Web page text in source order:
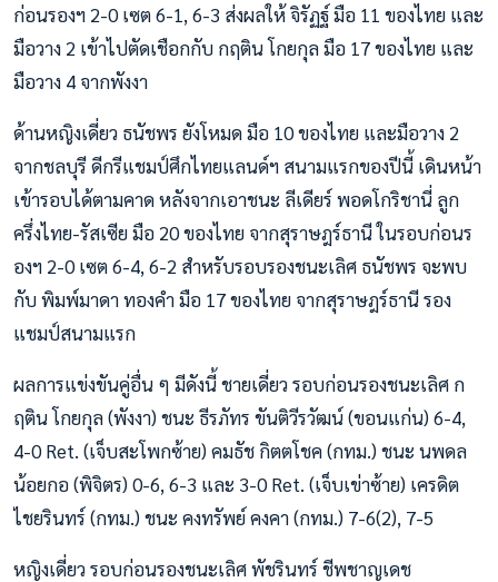
ก่อนรองฯ 2-0 เซต 6-1, 6-3 ส่งผลให้ จิรัฏฐ์ มือ 11 ของไทย และ
มือวาง 2 เข้าไปตัดเชือกกับ กฤติน โกยกุล มือ 17 ของไทย และ
มือวาง 4 จากพังงา
ด้านหญิงเดี่ยว ธนัชพร ยังโหมด มือ 10 ของไทย และมือวาง 2
จากชลบุรี ดีกรีแชมป์ศึกไทยแลนด์ฯ สนามแรกของปีนี้ เดินหน้า
เข้ารอบได้ตามคาด หลังจากเอาชนะ ลีเดียร์ พอดโกริชานี่ ลูก
ครึ่งไทย-รัสเซีย มือ 20 ของไทย จากสุราษฎร์ธานี ในรอบก่อนร
องฯ 2-0 เซต 6-4, 6-2 สำหรับรอบรองชนะเลิศ ธนัชพร จะพบ
กับ พิมพ์มาดา ทองคำ มือ 17 ของไทย จากสุราษฎร์ธานี รอง
แชมป์สนามแรก
ผลการแข่งขันคู่อื่น ๆ มีดังนี้ ชายเดี่ยว รอบก่อนรองชนะเลิศ ก
ฤติน โกยกุล (พังงา) ชนะ ธีรภัทร ขันติวีรวัฒน์ (ขอนแก่น) 6-4,
4-0 Ret. (เจ็บสะโพกซ้าย) คมธัช กิตตโชค (กทม.) ชนะ นพดล
น้อยกอ (พิจิตร) 0-6, 6-3 และ 3-0 Ret. (เจ็บเข่าซ้าย) เครดิต
ไชยรินทร์ (กทม.) ชนะ คงทรัพย์ คงคา (กทม.) 7-6(2), 7-5
หญิงเดี่ยว รอบก่อนรองชนะเลิศ พัชรินทร์ ชีพชาญเดช